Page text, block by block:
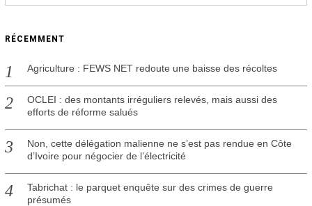
RÉCEMMENT
Agriculture : FEWS NET redoute une baisse des récoltes
OCLEI : des montants irréguliers relevés, mais aussi des
efforts de réforme salués
Non, cette délégation malienne ne s’est pas rendue en Côte
d’Ivoire pour négocier de l’électricité
Tabrichat : le parquet enquête sur des crimes de guerre
présumés